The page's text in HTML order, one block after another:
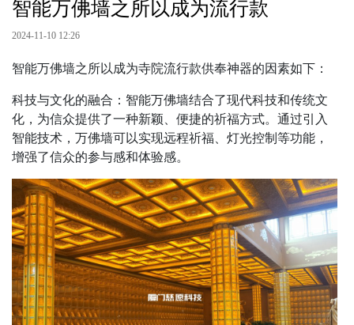
智能万佛墙之所以成为流行款
2024-11-10 12:26
智能万佛墙之所以成为寺院流行款供奉神器的因素如下：
科技与文化的融合：智能万佛墙结合了现代科技和传统文
化，为信众提供了一种新颖、便捷的祈福方式。通过引入
智能技术，万佛墙可以实现远程祈福、灯光控制等功能，
增强了信众的参与感和体验感。